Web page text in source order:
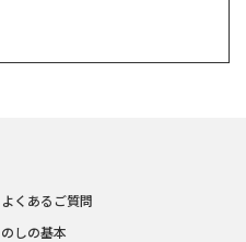
よくあるご質問
のしの基本